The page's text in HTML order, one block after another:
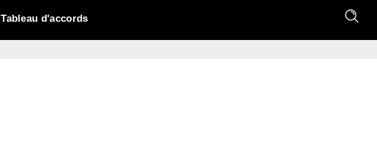
Tableau d'accords